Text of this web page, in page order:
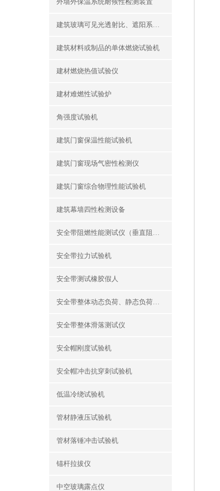
外墙外保温系统耐候性检测装置
建筑玻璃可见光透射比、遮阳系数测定仪
建筑材料或制品的单体燃烧试验机
建材燃烧热值试验仪
建材难燃性试验炉
角强度试验机
建筑门窗保温性能试验机
建筑门窗现场气密性检测仪
建筑门窗综合物理性能试验机
建筑幕墙四性检测设备
安全带阻燃性能测试仪（垂直阻燃仪）
安全带拉力试验机
安全带测试橡胶假人
安全带整体动态负荷、静态负荷测试仪
安全带整体滑落测试仪
安全帽刚度试验机
安全帽冲击抗穿刺试验机
低温冷绕试验机
管材静液压试验机
管材落锤冲击试验机
锚杆拉拔仪
中空玻璃露点仪